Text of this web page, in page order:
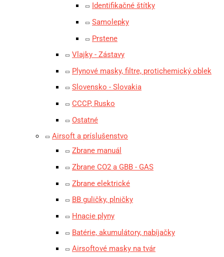
Identifikačné štítky
Samolepky
Prstene
Vlajky - Zástavy
Plynové masky, filtre, protichemický oblek
Slovensko - Slovakia
CCCP, Rusko
Ostatné
Airsoft a príslušenstvo
Zbrane manuál
Zbrane CO2 a GBB - GAS
Zbrane elektrické
BB guličky, plničky
Hnacie plyny
Batérie, akumulátory, nabíjačky
Airsoftové masky na tvár